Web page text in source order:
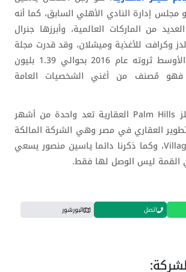
إدارة النادي الأهلي السابق، كما أنه
من الماركات العالمية، وأبرزها جنرال
وكرافت للأغذية وميشلان، وقد قدرت مجلة
فوريس الشرق الأوسط ثروته عام 2016 بحوالي 1.39 بليون
فهو مُصنف من أغني الشخصيات العامة
وشركة بالم هيلز Palm Hills العقارية تعد واحدة من أشهر
العقاري في مصر وهي الشركة المالكة
لمشروع Village Gate، وكما ذكرنا دائما ياسين منصور يسعي
القمة ليس الوصل لها فقط.
اتصل البورشور